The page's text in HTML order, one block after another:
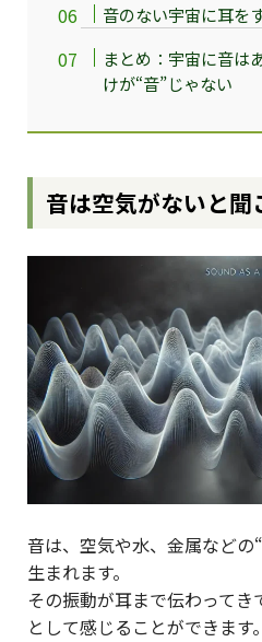
音のない宇宙に耳を
まとめ：宇宙に音は
けが“音”じゃない
音は空気がないと聞
音は、空気や水、金属などの
生まれます。
その振動が耳まで伝わってき
として感じることができます。